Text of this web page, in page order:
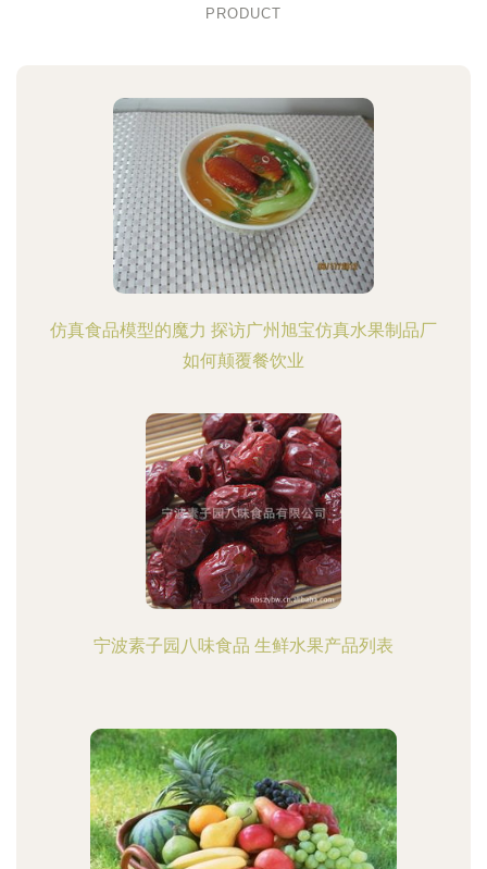
PRODUCT
仿真食品模型的魔力 探访广州旭宝仿真水果制品厂
如何颠覆餐饮业
宁波素子园八味食品 生鲜水果产品列表